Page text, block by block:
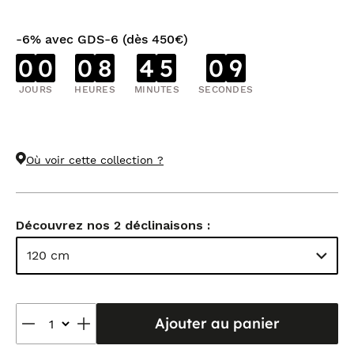
-6% avec GDS-6 (dès 450€)
0 0
JOURS
0 8
HEURES
4 5
MINUTES
0 8
SECONDES
Où voir cette collection ?
Découvrez nos 2 déclinaisons :
120 cm
Ajouter au panier